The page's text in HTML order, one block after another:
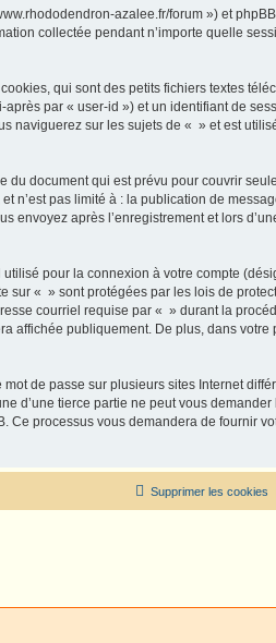
azalee.fr/forum ») et
collectée pendant n’importe quelle
qui sont des petits fichiers textes
par « user-id ») et un identifiant de
naviguerez sur les sujets de « » et est
document qui est prévu pour couvrir
n’est pas limité à : la publication de
envoyez après l’enregistrement et lors
pour la connexion à votre compte
sur « » sont protégées par les lois de
courriel requise par « » durant la
affichée publiquement. De plus, dans votre
de passe sur plusieurs sites Internet
d’une tierce partie ne peut vous
processus vous demandera de fournir
Supprimer les cookies